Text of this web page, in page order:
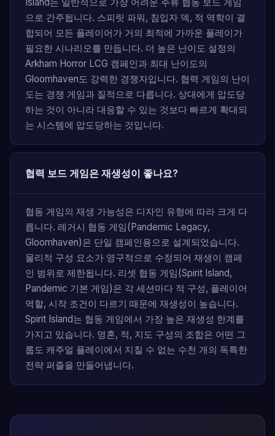
으로 간주됩니다. 스피릿 파워, 침입자 덱, 적 역학이 결
합되어 모든 플레이어가 거의 최적에 가까운 플레이가
필요한 시나리오를 만듭니다. 더 높은 난이도 설정의
Arkham Horror LCG 캠페인과 최대 난이도의
Gloomhaven도 강력한 경쟁자입니다. 협력 게임의 난이
도는 경쟁 게임과 질적으로 다릅니다. 상대에게 압도당
하는 것이 아니라 대응할 수 있는 것보다 빠르게 확대되
는 시스템에 압도당하는 것입니다.
협력 보드 게임은 재생성이 좋나요?
협동 게임의 재생 가능성은 디자인 유형에 따라 크게 다
릅니다. 레거시 협동 게임(Pandemic Legacy,
Gloomhaven)은 단일 캠페인용으로 설계되었습니다.
물리적 구성 요소가 영구적으로 수정되어 재생이 캠페
인 범위로 제한됩니다. 리셋 협동 게임(Spirit Island,
Pandemic 기본 게임)은 각 세션마다 적 구성, 플레이어
역할, 시작 조건이 다르기 때문에 재생성이 높습니다.
Spirit Island는 협동 게임에서 가장 높은 재생성 한계를
가지고 있습니다. 영혼, 적, 지도 구성의 조합은 어떤 그
룹도 캐주얼 플레이에서 지칠 수 없는 수천 개의 독특한
전략 퍼즐을 만들어냅니다.